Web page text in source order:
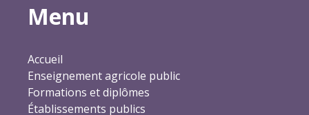
Menu
Accueil
Enseignement agricole public
Formations et diplômes
Établissements publics